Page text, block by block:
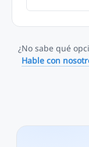
¿No sabe qué
Hable con